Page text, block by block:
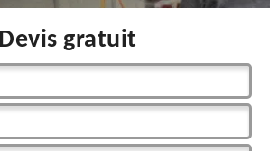
Devis gratuit